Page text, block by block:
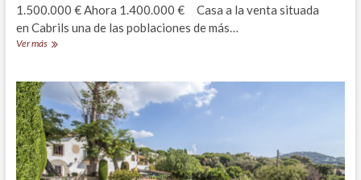
1.500.000 € Ahora 1.400.000 € Casa a la venta situada
en Cabrils una de las poblaciones de más…
Ver másCasa
panorámicas
al
mar,
completamente
amueblada
y
equipada,